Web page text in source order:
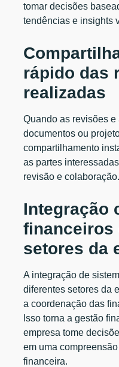
tomar decisões
tendências e insights
rápido das
realizadas
Quando as revisões
documentos ou
compartilhamento
as partes
revisão e colaboração.
Integração
financeiros
setores da
A integração de
diferentes setores da
a coordenação das
Isso torna a gestão
empresa tome
em uma
financeira.